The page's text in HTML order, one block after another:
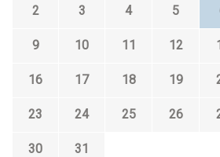
2 3 4 5
9 10 11 12
16 17 18 19
23 24 25 26
30
31